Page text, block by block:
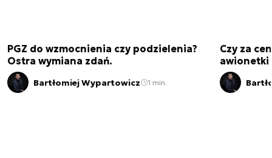
PGZ do wzmocnienia czy podzielenia?
Ostra wymiana zdań.
Bartłomiej Wypartowicz 1 min.
Czy za
awionetki